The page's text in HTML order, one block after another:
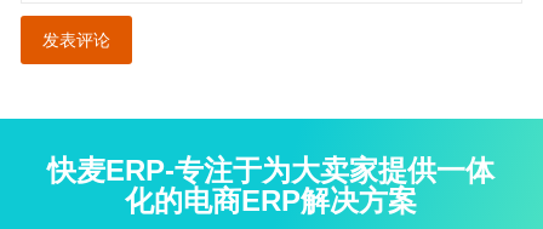
快麦ERP-专注于为大卖家提供一体
化的电商ERP解决方案